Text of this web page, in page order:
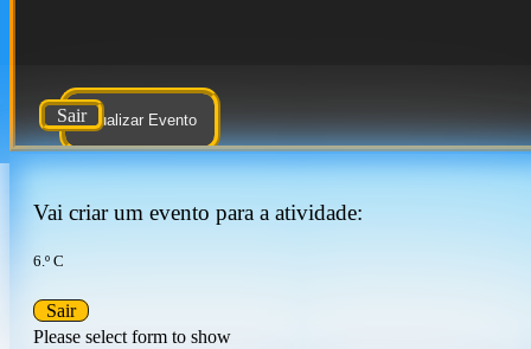
Atualizar Evento
Sair
Vai criar um evento para a atividade:
6.º C
Please select form to show
Sair